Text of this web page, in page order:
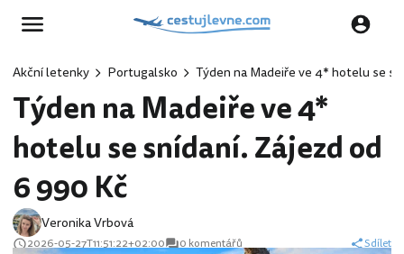
Akční letenky Portugalsko Týden na Madeiře ve 4* hotelu se
Týden na Madeiře ve 4*
hotelu se snídaní. Zájezd od
6 990 Kč
Veronika Vrbová
2026-05-27T11:51:22+02:00 0 komentářů Sdílet